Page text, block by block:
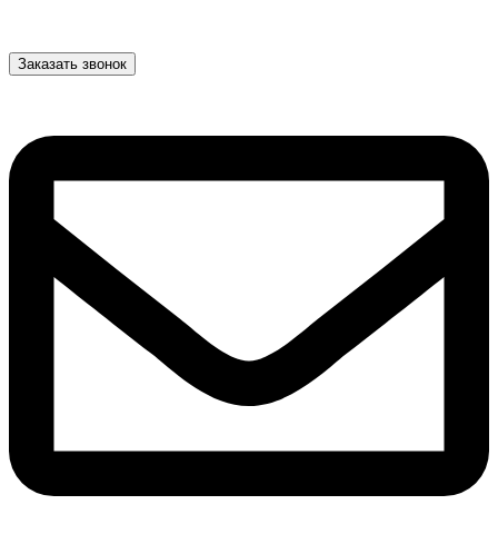
Заказать звонок